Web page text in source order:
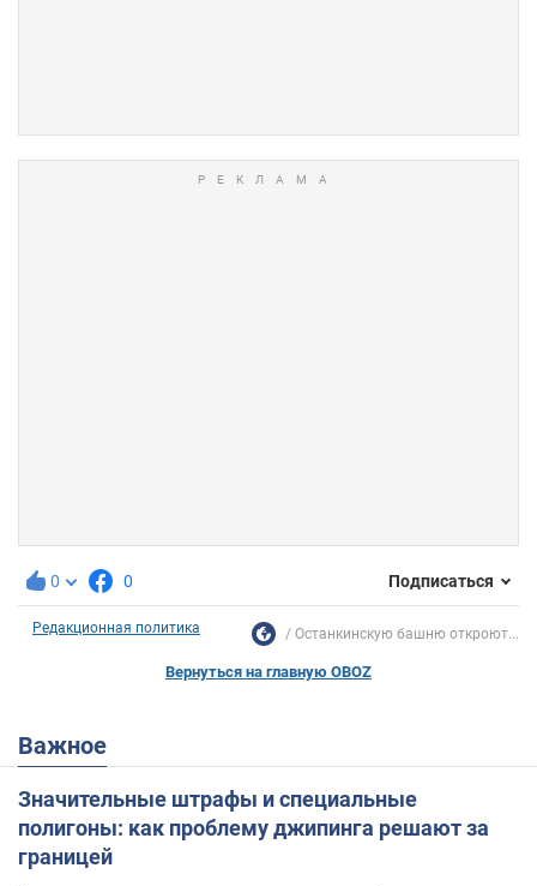
0 0 Подписаться
Редакционная политика Останкинскую башню откроют...
Вернуться на главную OBOZ
Важное
Значительные штрафы и специальные
полигоны: как проблему джипинга решают за
границей